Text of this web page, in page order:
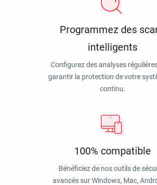
Programmez des
intelligents
Configurez des analyses
garantir la protection de votre
continu.
100% compatible
Bénéficiez de nos outils de
avancés sur Windows, Mac,